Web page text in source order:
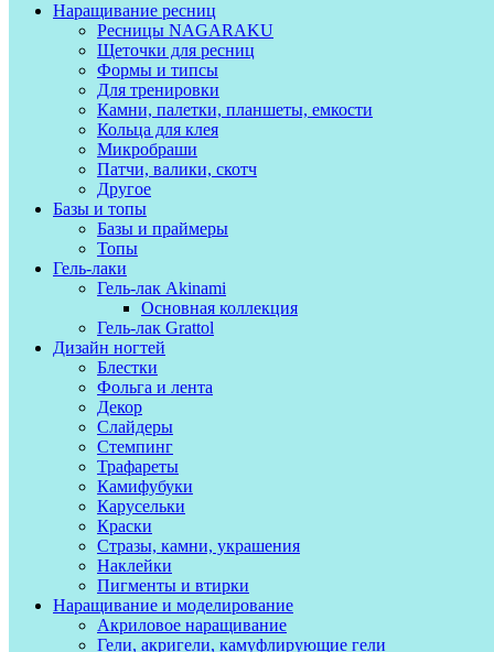
Наращивание ресниц
Ресницы NAGARAKU
Щеточки для ресниц
Формы и типсы
Для тренировки
Камни, палетки, планшеты, емкости
Кольца для клея
Микробраши
Патчи, валики, скотч
Другое
Базы и топы
Базы и праймеры
Топы
Гель-лаки
Гель-лак Akinami
Основная коллекция
Гель-лак Grattol
Дизайн ногтей
Блестки
Фольга и лента
Декор
Слайдеры
Стемпинг
Трафареты
Камифубуки
Карусельки
Краски
Стразы, камни, украшения
Наклейки
Пигменты и втирки
Наращивание и моделирование
Акриловое наращивание
Гели, акригели, камуфлирующие гели